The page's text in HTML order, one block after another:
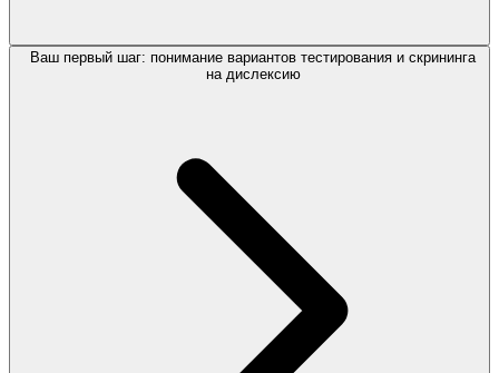
Ваш первый шаг: понимание вариантов тестирования и скрининга
на дислексию